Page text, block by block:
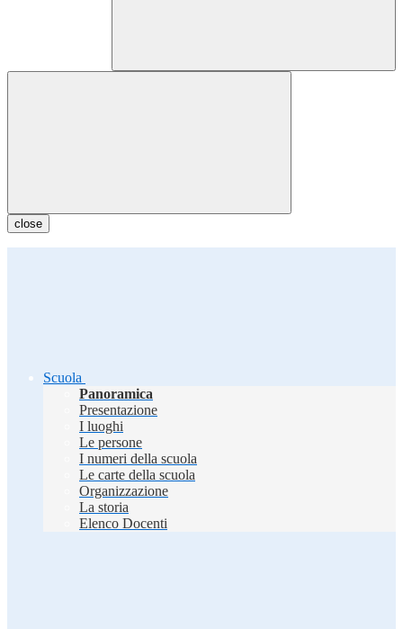
close
Scuola
Panoramica
Presentazione
I luoghi
Le persone
I numeri della scuola
Le carte della scuola
Organizzazione
La storia
Elenco Docenti